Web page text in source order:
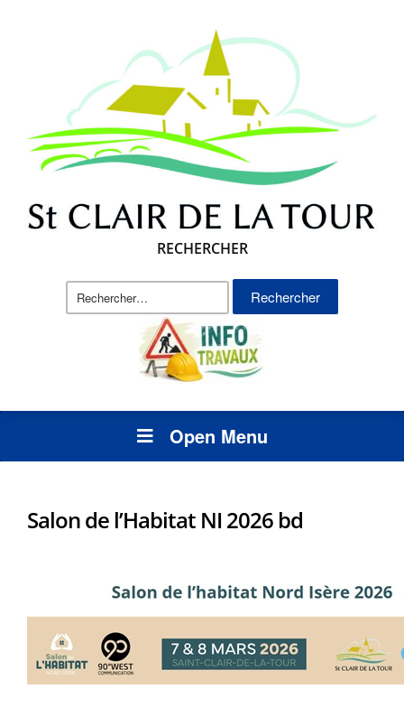
RECHERCHER
Rechercher :
Open Menu
Salon de l’Habitat NI 2026 bd